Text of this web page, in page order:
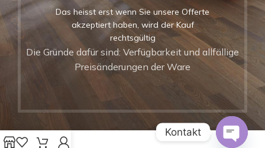
Das heisst erst wenn Sie unsere Offerte
akzeptiert haben, wird der Kauf
rechtsgültig
Die Gründe dafür sind: Verfügbarkeit und allfällige
Preisänderungen der Ware
Kontakt